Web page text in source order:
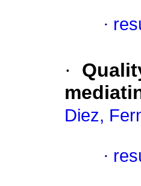
·
·
Diez,
·